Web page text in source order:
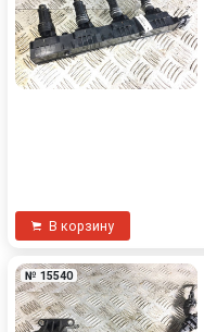
В корзину
№ 15540